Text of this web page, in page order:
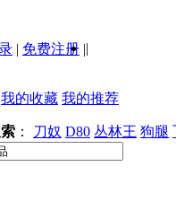
| 免费注册 ||
我的收藏 我的推荐
： 刀奴 D80 丛林王 狗腿